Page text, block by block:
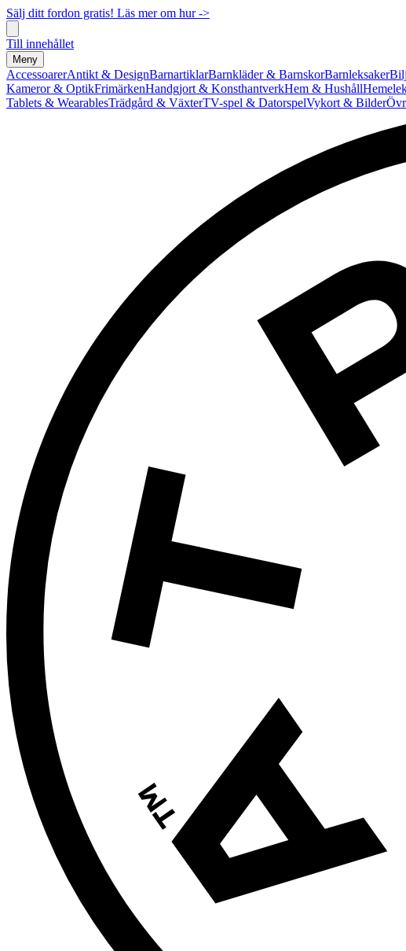
Sälj ditt fordon gratis! Läs mer om hur ->
Till innehållet
Meny
AccessoarerAntikt & DesignBarnartiklarBarnkläder & BarnskorBarnleksaker
Kameror & OptikFrimärkenHandgjort & KonsthantverkHem & Hushåll
Tablets & WearablesTrädgård & VäxterTV-spel & DatorspelVykort & Bilder